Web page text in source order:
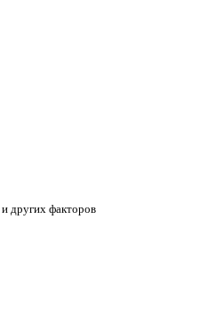
других факторов